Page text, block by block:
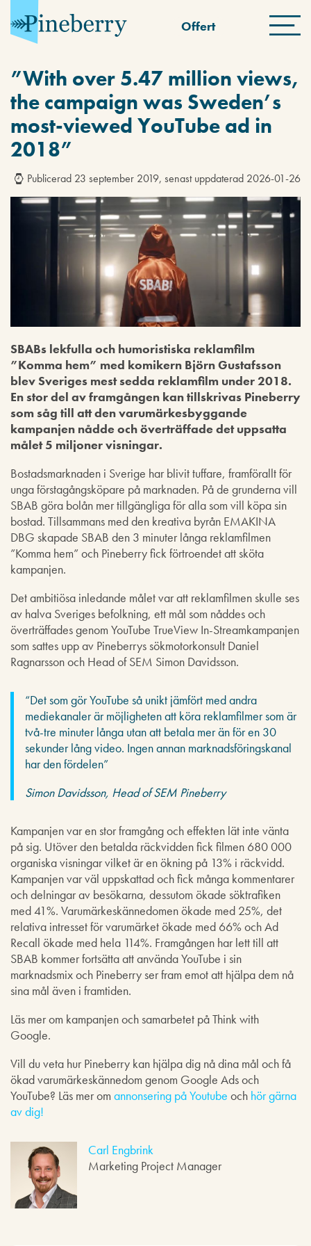
Offert
”With over 5.47 million views,
the campaign was Sweden’s
most-viewed YouTube ad in
2018”
Publicerad 23 september 2019, senast uppdaterad 2026-01-26
SBABs lekfulla och humoristiska reklamfilm
”Komma hem” med komikern Björn Gustafsson
blev Sveriges mest sedda reklamfilm under 2018.
En stor del av framgången kan tillskrivas Pineberry
som såg till att den varumärkesbyggande
kampanjen nådde och överträffade det uppsatta
målet 5 miljoner visningar.
Bostadsmarknaden i Sverige har blivit tuffare, framförallt för
unga förstagångsköpare på marknaden. På de grunderna vill
SBAB göra bolån mer tillgängliga för alla som vill köpa sin
bostad. Tillsammans med den kreativa byrån EMAKINA
DBG skapade SBAB den 3 minuter långa reklamfilmen
”Komma hem” och Pineberry fick förtroendet att sköta
kampanjen.
Det ambitiösa inledande målet var att reklamfilmen skulle ses
av halva Sveriges befolkning, ett mål som nåddes och
överträffades genom YouTube TrueView In-Streamkampanjen
som sattes upp av Pineberrys sökmotorkonsult Daniel
Ragnarsson och Head of SEM Simon Davidsson.
“Det som gör YouTube så unikt jämfört med andra
mediekanaler är möjligheten att köra reklamfilmer som är
två-tre minuter långa utan att betala mer än för en 30
sekunder lång video. Ingen annan marknadsföringskanal
har den fördelen”
Simon Davidsson, Head of SEM Pineberry
Kampanjen var en stor framgång och effekten lät inte vänta
på sig. Utöver den betalda räckvidden fick filmen 680 000
organiska visningar vilket är en ökning på 13% i räckvidd.
Kampanjen var väl uppskattad och fick många kommentarer
och delningar av besökarna, dessutom ökade söktrafiken
med 41%. Varumärkeskännedomen ökade med 25%, det
relativa intresset för varumärket ökade med 66% och Ad
Recall ökade med hela 114%. Framgången har lett till att
SBAB kommer fortsätta att använda YouTube i sin
marknadsmix och Pineberry ser fram emot att hjälpa dem nå
sina mål även i framtiden.
Läs mer om kampanjen och samarbetet på Think with
Google.
Vill du veta hur Pineberry kan hjälpa dig nå dina mål och få
ökad varumärkeskännedom genom Google Ads och
YouTube? Läs mer om annonsering på Youtube och hör gärna
av dig!
Carl Engbrink
Marketing Project Manager